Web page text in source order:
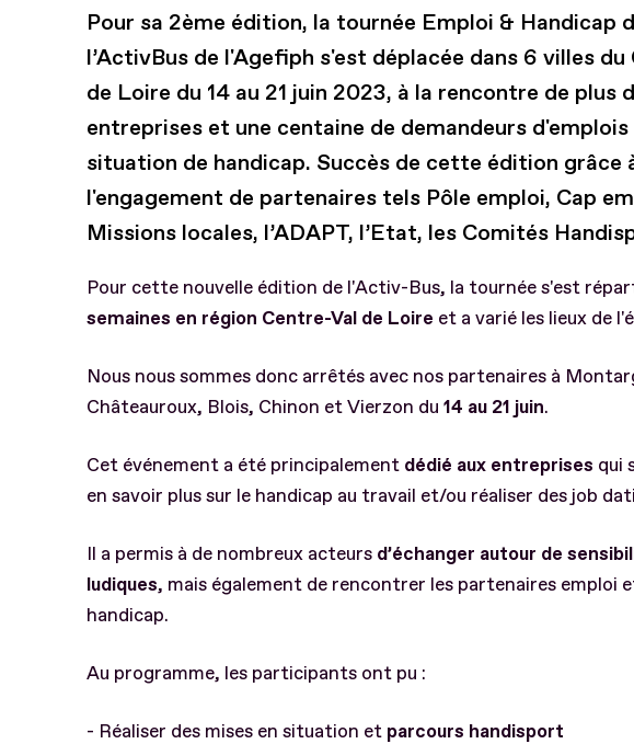
Pour sa 2ème édition, la tournée Emploi & Handicap
l’ActivBus de l'Agefiph s'est déplacée dans 6 villes du
de Loire du 14 au 21 juin 2023, à la rencontre de plus
entreprises et une centaine de demandeurs d'emplois
situation de handicap. Succès de cette édition grâce
l'engagement de partenaires tels Pôle emploi, Cap
Missions locales, l’ADAPT, l’Etat, les Comités
Pour cette nouvelle édition de l'Activ-Bus, la tournée s'est
semaines en région Centre-Val de Loire et a varié les lieux de
Nous nous sommes donc arrêtés avec nos partenaires à
Châteauroux, Blois, Chinon et Vierzon du 14 au 21 juin.
Cet événement a été principalement dédié aux entreprises qui
en savoir plus sur le handicap au travail et/ou réaliser des job
Il a permis à de nombreux acteurs d’échanger autour de
ludiques, mais également de rencontrer les partenaires emploi
handicap.
Au programme, les participants ont pu :
- Réaliser des mises en situation et parcours handisport